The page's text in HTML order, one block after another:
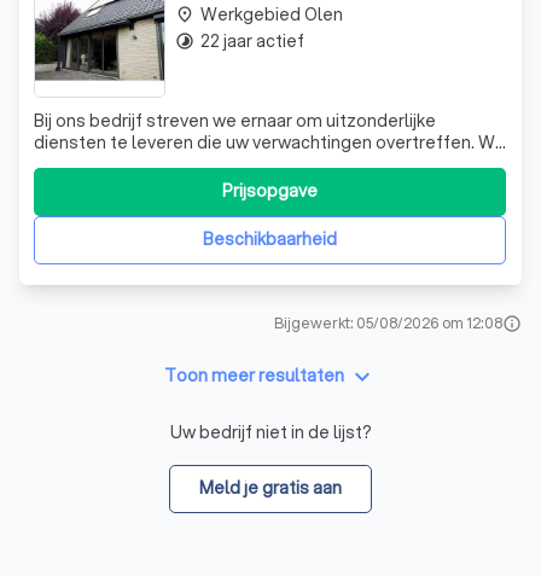
Bij ons bedrijf streven we ernaar om uitzonderlijke
diensten te leveren die uw verwachtingen overtreffen. We
zijn trots op onze expertise en toewijding aan kwaliteit,
die ons onderscheiden in onze branche. Ons team van
professionals is gepassioneerd over wat ze doen en zet
zich in om elke klus tot iBeschikbaarheid
Prijsopgave
place Werkgebied Olen
timelapse 22 jaar actief
Bijgewerkt: 05/08/2026 om 12:08info
Toon meer resultaten keyboard_arrow_down
Uw bedrijf niet in de lijst?
Meld je gratis aan